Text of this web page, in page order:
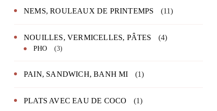
NEMS, ROULEAUX DE PRINTEMPS (11)
NOUILLES, VERMICELLES, PÂTES (4)
PHO (3)
PAIN, SANDWICH, BANH MI (1)
PLATS AVEC EAU DE COCO (1)